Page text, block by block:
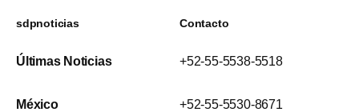
sdpnoticias
Últimas Noticias
México
Contacto
+52-55-5538-5518
+52-55-5530-8671